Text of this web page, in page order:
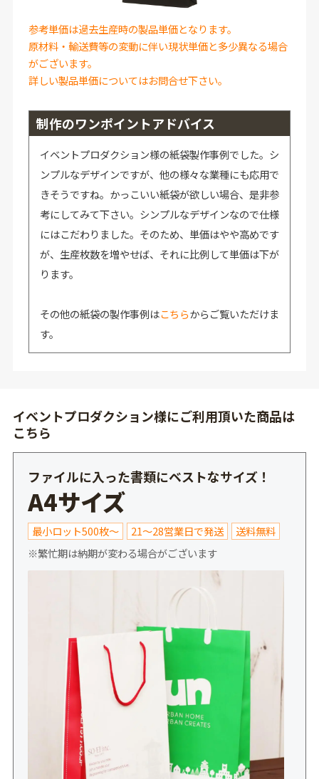
参考単価は過去生産時の製品単価となります。
原材料・輸送費等の変動に伴い現状単価と多少異なる場合
がございます。
詳しい製品単価についてはお問合せ下さい。
制作のワンポイントアドバイス
イベントプロダクション様の紙袋製作事例でした。シ
ンプルなデザインですが、他の様々な業種にも応用で
きそうですね。かっこいい紙袋が欲しい場合、是非参
考にしてみて下さい。シンプルなデザインなので仕様
にはこだわりました。そのため、単価はやや高めです
が、生産枚数を増やせば、それに比例して単価は下が
ります。
その他の紙袋の製作事例はこちらからご覧いただけま
す。
イベントプロダクション様にご利用頂いた商品は
こちら
ファイルに入った書類にベストなサイズ！
A4サイズ
最小ロット500枚～ 21～28営業日で発送
送料無料
※繁忙期は納期が変わる場合がございます